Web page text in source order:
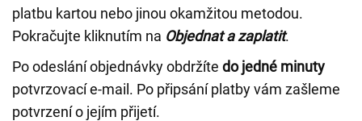
platbu kartou nebo jinou okamžitou metodou.
Pokračujte kliknutím na Objednat a zaplatit.
Po odeslání objednávky obdržíte do jedné minuty
potvrzovací e-mail. Po připsání platby vám zašleme
potvrzení o jejím přijetí.